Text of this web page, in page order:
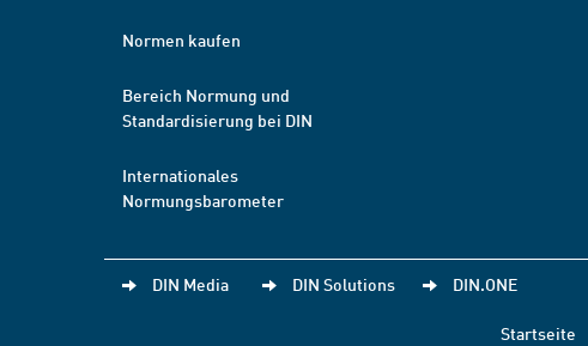
Normen kaufen
Bereich Normung und
Standardisierung bei DIN
Internationales
Normungsbarometer
DIN Media DIN Solutions DIN.ONE
Startseite